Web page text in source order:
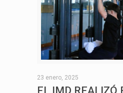
23 enero, 2025
EL IMD